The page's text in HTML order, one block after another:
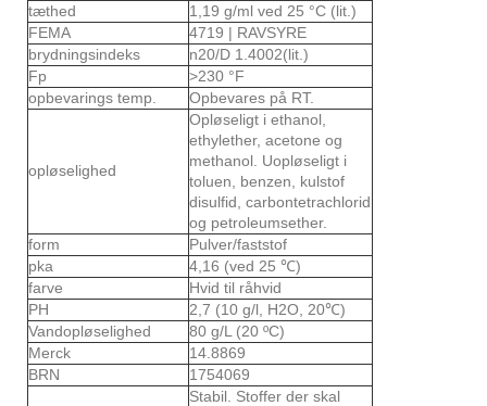
tæthed
1,19 g/ml ved 25 °C (lit.)
FEMA
4719 | RAVSYRE
brydningsindeks
n20/D 1.4002(lit.)
Fp
>230 °F
opbevarings temp.
Opbevares på RT.
opløselighed
Opløseligt i ethanol,
ethylether, acetone og
methanol. Uopløseligt i
toluen, benzen, kulstof
disulfid, carbontetrachlorid
og petroleumsether.
form
Pulver/faststof
pka
4,16 (ved 25 ℃)
farve
Hvid til råhvid
PH
2,7 (10 g/l, H2O, 20℃)
Vandopløselighed
80 g/L (20 ºC)
Merck
14.8869
BRN
1754069
Stabil. Stoffer der skal